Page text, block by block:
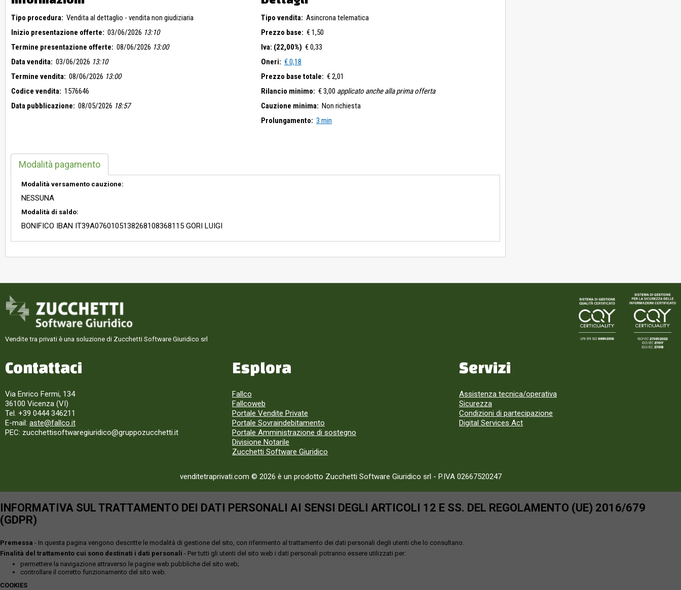
Tipo procedura: Vendita al dettaglio - vendita non giudiziaria
Inizio presentazione offerte: 03/06/2026 13:10
Termine presentazione offerte: 08/06/2026 13:00
Data vendita: 03/06/2026 13:10
Termine vendita: 08/06/2026 13:00
Codice vendita: 1576646
Data pubblicazione: 08/05/2026 18:57
Tipo vendita: Asincrona telematica
Prezzo base: € 1,50
Iva: (22,00%) € 0,33
Oneri: € 0,18
Prezzo base totale: € 2,01
Rilancio minimo: € 3,00 applicato anche alla prima offerta
Cauzione minima: Non richiesta
Prolungamento: 3 min
Modalità pagamento
Modalità versamento cauzione:
NESSUNA
Modalità di saldo:
BONIFICO IBAN IT39A0760105138268108368115 GORI LUIGI
Vendite tra privati è una soluzione di Zucchetti Software Giuridico srl
Contattaci
Via Enrico Fermi, 134
36100 Vicenza (VI)
Tel. +39 0444 346211
E-mail: aste@fallco.it
PEC: zucchettisoftwaregiuridico@gruppozucchetti.it
Esplora
Fallco
Fallcoweb
Portale Vendite Private
Portale Sovraindebitamento
Portale Amministrazione di sostegno
Divisione Notarile
Zucchetti Software Giuridico
Servizi
Assistenza tecnica/operativa
Sicurezza
Condizioni di partecipazione
Digital Services Act
venditetraprivati.com © 2026 è un prodotto Zucchetti Software Giuridico srl - P.IVA 02667520247
INFORMATIVA SUL TRATTAMENTO DEI DATI PERSONALI AI SENSI DEGLI ARTICOLI 12 E SS. DEL REGOLAMENTO (UE) 2016/679
(GDPR)
Premessa - In questa pagina vengono descritte le modalità di gestione del sito, con riferimento al trattamento dei dati personali degli utenti che lo consultano.
Finalità del trattamento cui sono destinati i dati personali - Per tutti gli utenti del sito web i dati personali potranno essere utilizzati per:
permettere la navigazione attraverso le pagine web pubbliche del sito web;
controllare il corretto funzionamento del sito web.
COOKIES